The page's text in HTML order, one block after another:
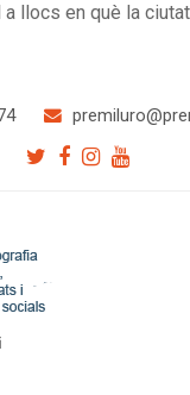
llocs en què la